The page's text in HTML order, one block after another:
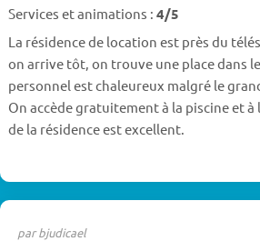
Services et animations : 4/5
La résidence de location est près du
on arrive tôt, on trouve une place dans
personnel est chaleureux malgré le
On accède gratuitement à la piscine et
de la résidence est excellent.
par bjudicael